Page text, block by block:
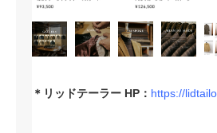
＊リッドテーラー HP： https://